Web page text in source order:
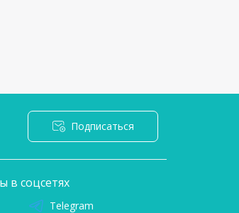
Подписаться
в соцсетях
Telegram